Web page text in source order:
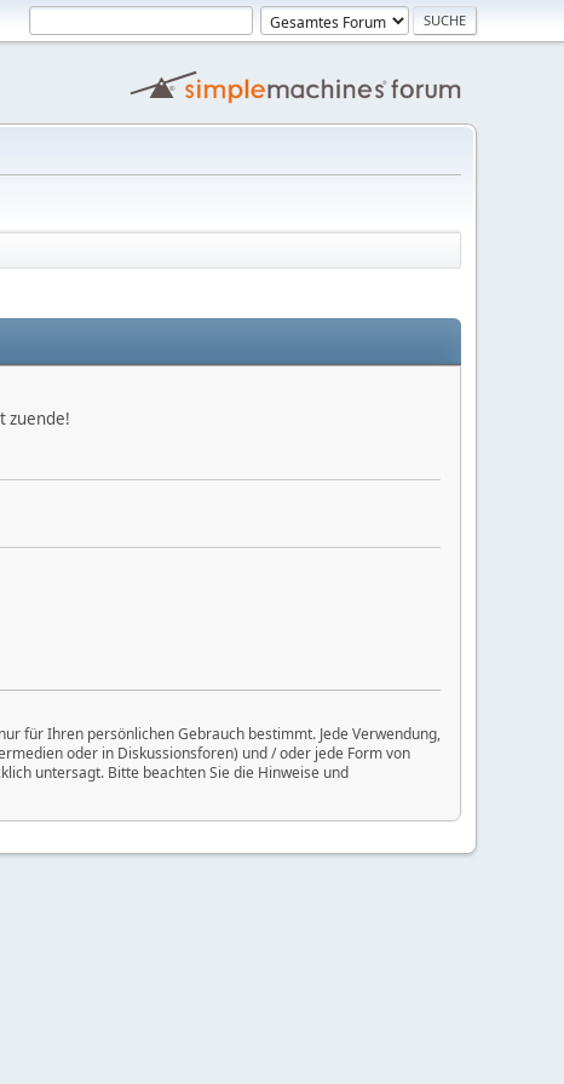
zuende!
für Ihren persönlichen Gebrauch bestimmt. Jede Verwendung,
oder in Diskussionsforen) und / oder jede Form von
untersagt. Bitte beachten Sie die Hinweise und